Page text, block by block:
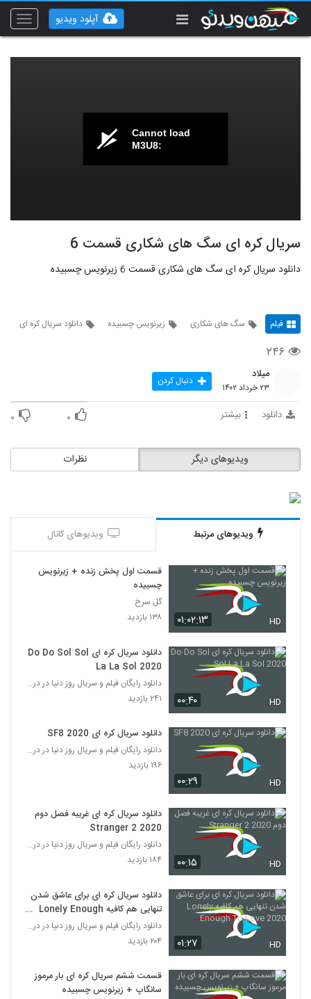
Toggle
آپلود ویدیو
Cannot load
M3U8:
سریال کره ای سگ های شکاری قسمت 6
دانلود سریال کره ای سگ های شکاری قسمت 6 زیرنویس چسبیده
فیلم سگ های شکاری زیرنویس چسبیده دانلود سریال کره ای
۲۴۶
میلاد
۲۳ خرداد ۱۴۰۲ دنبال کردن
دانلود بیشتر ۰ ۰
نظرات ویدیوهای دیگر
ویدیوهای مرتبط ویدیوهای کانال
۰۱:۰۲:۱۳ HD
قسمت اول پخش زنده + زیرنویس
چسبیده
گل سرخ
۱۳۸ بازدید
۰۰:۴۰ HD
دانلود سریال کره ای Do Do Sol Sol
La La Sol 2020
دانلود رایگان فیلم و سریال روز دنیا در درامافا
۲۴۱ بازدید
۰۰:۲۹ HD
دانلود سریال کره ای SF8 2020
دانلود رایگان فیلم و سریال روز دنیا در درامافا
۱۹۶ بازدید
۰۰:۱۵ HD
دانلود سریال کره ای غریبه فصل دوم
Stranger 2 2020
دانلود رایگان فیلم و سریال روز دنیا در درامافا
۱۸۴ بازدید
۰۱:۲۷ HD
دانلود سریال کره ای برای عاشق شدن
تنهایی هم کافیه Lonely Enough
To Love 2020
دانلود رایگان فیلم و سریال روز دنیا در درامافا
۲۰۴ بازدید
قسمت ششم سریال کره ای بار مرموز
سانگاپ + زیرنویس چسبیده